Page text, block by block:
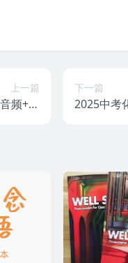
上一篇
频+单
下一篇
2025中考